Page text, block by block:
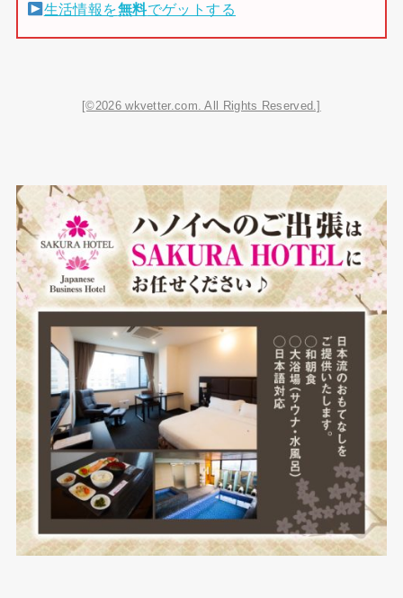
生活情報を無料でゲットする
[©2026 wkvetter.com. All Rights Reserved.]